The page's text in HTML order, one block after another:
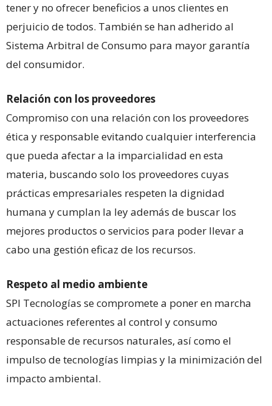
tener y no ofrecer beneficios a unos clientes en
perjuicio de todos. También se han adherido al
Sistema Arbitral de Consumo para mayor garantía
del consumidor.
Relación con los proveedores
Compromiso con una relación con los proveedores
ética y responsable evitando cualquier interferencia
que pueda afectar a la imparcialidad en esta
materia, buscando solo los proveedores cuyas
prácticas empresariales respeten la dignidad
humana y cumplan la ley además de buscar los
mejores productos o servicios para poder llevar a
cabo una gestión eficaz de los recursos.
Respeto al medio ambiente
SPI Tecnologías se compromete a poner en marcha
actuaciones referentes al control y consumo
responsable de recursos naturales, así como el
impulso de tecnologías limpias y la minimización del
impacto ambiental.